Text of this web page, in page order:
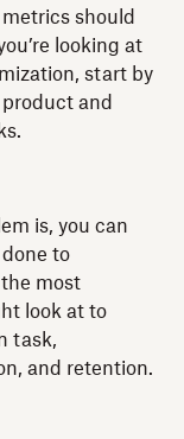
should
looking at
start by
and
is, you can
to
most
look at to
task,
and retention.